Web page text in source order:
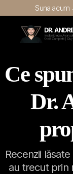
Suna acum
Ce
Dr.
Recenzii
au trecut prin